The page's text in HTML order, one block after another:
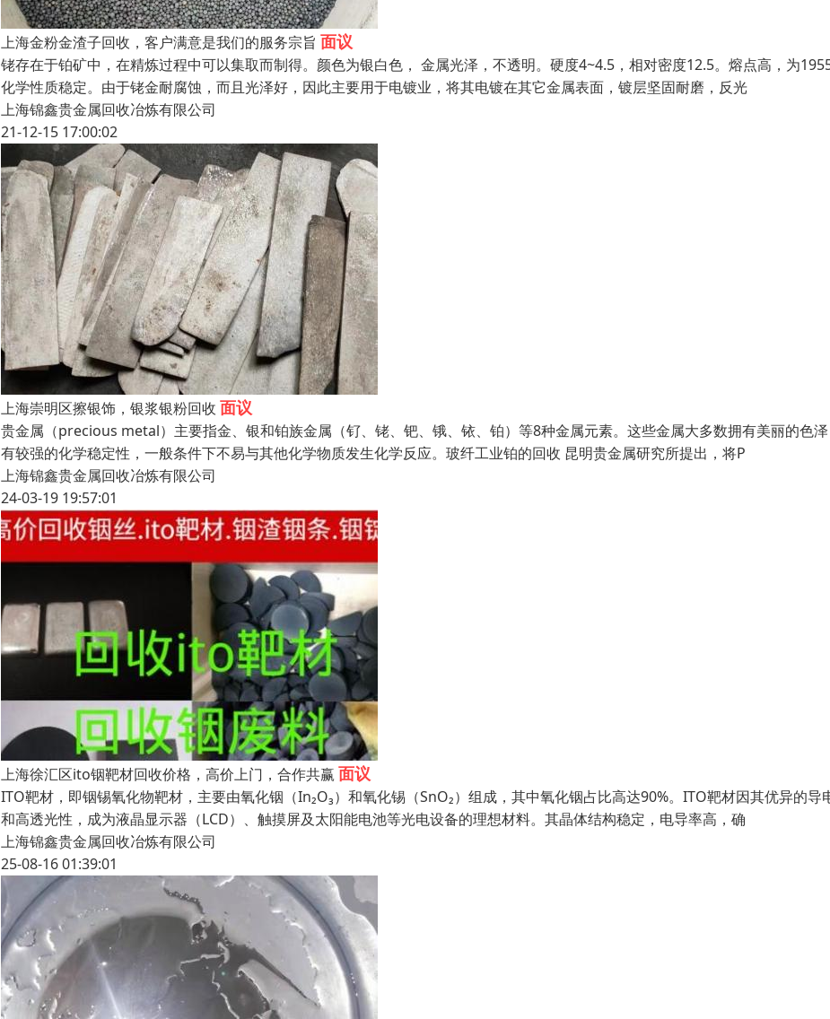
上海金粉金渣子回收，客户满意是我们的服务宗旨 面议
铑存在于铂矿中，在精炼过程中可以集取而制得。颜色为银白色， 金属光泽，不透明。硬度4~4.5，相对密度12.5。熔点高，为
化学性质稳定。由于铑金耐腐蚀，而且光泽好，因此主要用于电镀业，将其电镀在其它金属表面，镀层坚固耐磨，反光
上海锦鑫贵金属回收冶炼有限公司
21-12-15 17:00:02
上海崇明区擦银饰，银浆银粉回收 面议
贵金属（precious metal）主要指金、银和铂族金属（钌、铑、钯、锇、铱、铂）等8种金属元素。这些金属大多数拥有美丽的色
有较强的化学稳定性，一般条件下不易与其他化学物质发生化学反应。玻纤工业铂的回收 昆明贵金属研究所提出，将P
上海锦鑫贵金属回收冶炼有限公司
24-03-19 19:57:01
上海徐汇区ito铟靶材回收价格，高价上门，合作共赢面议
ITO靶材，即铟锡氧化物靶材，主要由氧化铟（In₂O₃）和氧化锡（SnO₂）组成，其中氧化铟占比高达90%。ITO靶材因其优异的导
和高透光性，成为液晶显示器（LCD）、触摸屏及太阳能电池等光电设备的理想材料。其晶体结构稳定，电导率高，确
上海锦鑫贵金属回收冶炼有限公司
25-08-16 01:39:01